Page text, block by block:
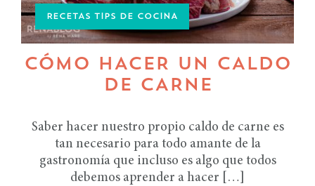
RECETAS TIPS DE COCINA
CÓMO HACER UN CALDO
DE CARNE
Saber hacer nuestro propio caldo de carne es
tan necesario para todo amante de la
gastronomía que incluso es algo que todos
debemos aprender a hacer […]